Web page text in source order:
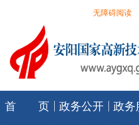
无障碍阅读
首 页 政务公开 政务